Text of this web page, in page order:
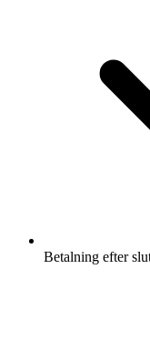
Betalning efter